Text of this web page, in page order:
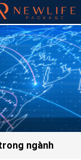
ngành